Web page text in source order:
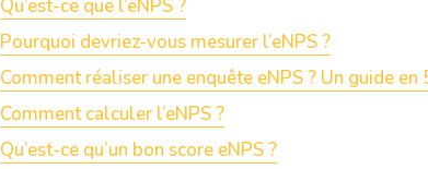
Qu’est-ce que l’eNPS ?
Pourquoi devriez-vous mesurer l’eNPS ?
Comment réaliser une enquête eNPS ? Un guide en
Comment calculer l’eNPS ?
Qu’est-ce qu’un bon score eNPS ?